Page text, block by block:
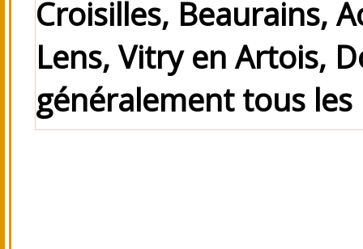
Croisilles, Beaurains,
Lens, Vitry en Artois,
généralement tous les